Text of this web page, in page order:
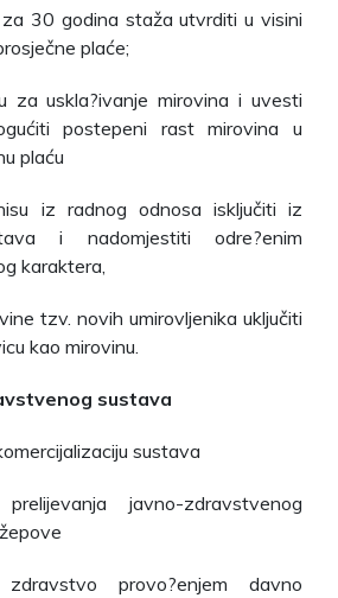
za 30 godina staža utvrditi u visini
plaće;
za uskla?ivanje mirovina i uvesti
postepeni rast mirovina u
plaću
iz radnog odnosa isključiti iz
i nadomjestiti odre?enim
karaktera,
tzv. novih umirovljenika uključiti
kao mirovinu.
sustava
sustava
javno-zdravstvenog
provo?enjem davno